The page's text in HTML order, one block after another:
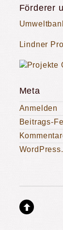
Förderer
Lindner
Meta
Anmelden
Beitrags-